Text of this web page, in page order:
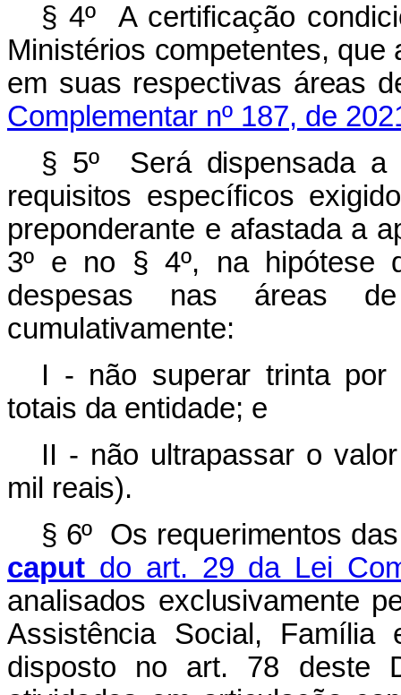
§ 4º A certificação
Ministérios competentes,
em suas respectivas áreas
Complementar nº 187, de
§ 5º Será dispensada a
requisitos específicos
preponderante e afastada a
3º e no § 4º, na hipótese
despesas nas áreas de
cumulativamente:
I - não superar trinta
totais da entidade; e
II - não ultrapassar o
mil reais).
§ 6º Os requerimentos
caput do art. 29 da Lei
analisados exclusivamente
Assistência Social,
disposto no art. 78 deste